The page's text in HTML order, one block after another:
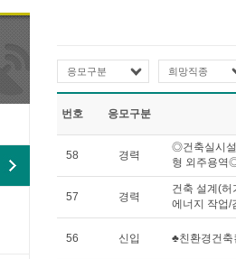
응모구분 희망직종
번호 응모구분
58 경력
◎건축실시
형 외주용역
57 경력
건축 설계(허
에너지 작업/
56 신입 ♣친환경건